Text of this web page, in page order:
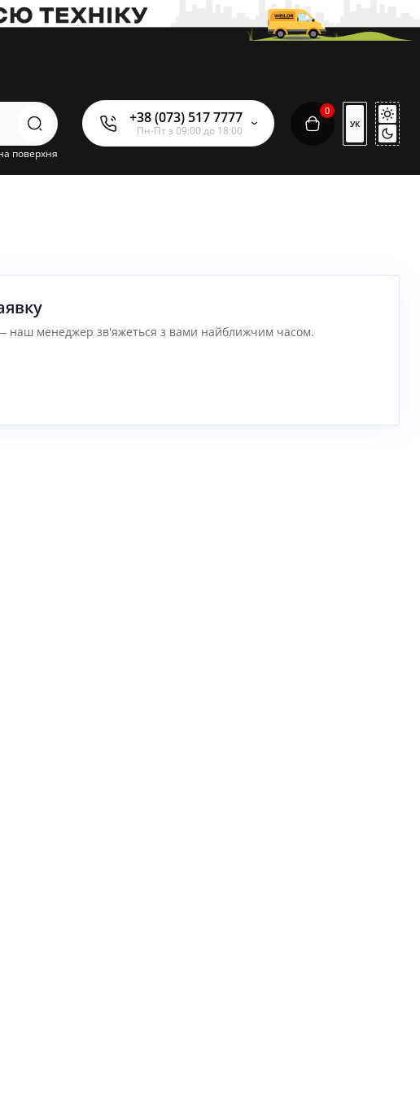
+38 (073) 517 7777
Пн-Пт з 09:00 до 18:00
поверхня
0
УК
наш менеджер зв'яжеться з вами найближчим часом.